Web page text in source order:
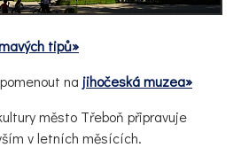
tipů»
na jihočeská muzea»
město Třeboň připravuje
v letních měsících.